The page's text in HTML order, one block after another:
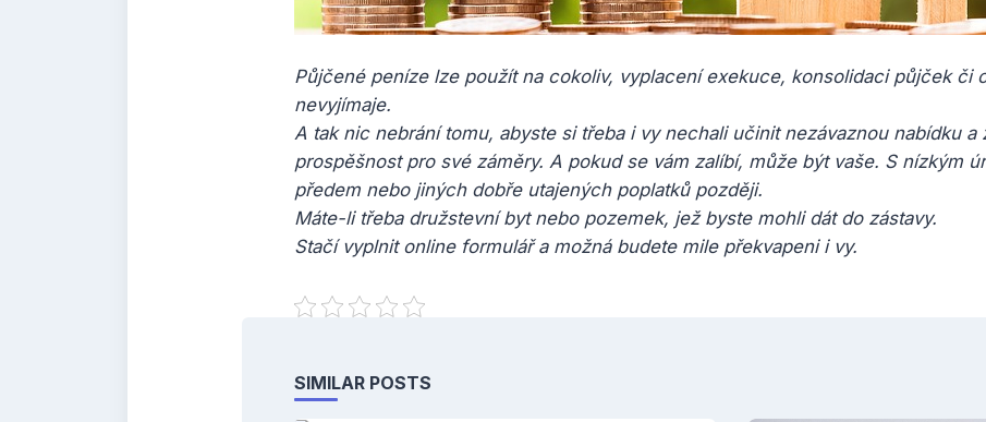
Půjčené peníze lze použít na cokoliv, vyplacení exekuce, konsolidaci půjček či
nevyjímaje.
A tak nic nebrání tomu, abyste si třeba i vy nechali učinit nezávaznou nabídku a
prospěšnost pro své záměry. A pokud se vám zalíbí, může být vaše. S nízkým
předem nebo jiných dobře utajených poplatků později.
Máte-li třeba družstevní byt nebo pozemek, jež byste mohli dát do zástavy.
Stačí vyplnit online formulář a možná budete mile překvapeni i vy.
SIMILAR POSTS